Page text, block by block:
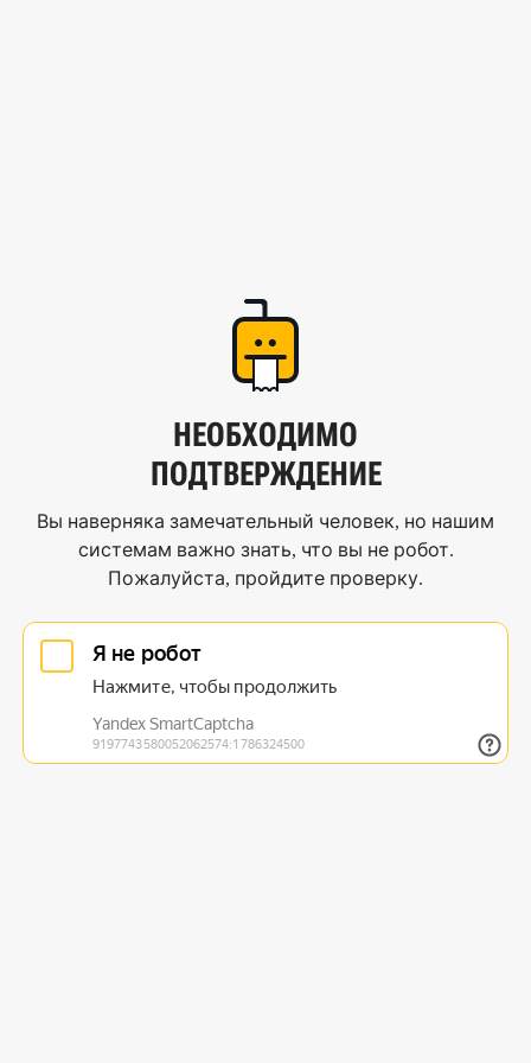
НЕОБХОДИМО
ПОДТВЕРЖДЕНИЕ
Вы наверняка замечательный человек, но нашим
системам важно знать, что вы не робот.
Пожалуйста, пройдите проверку.